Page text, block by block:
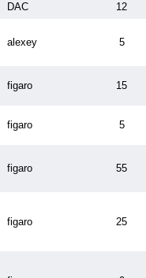
DAC 12
alexey 5
figaro 15
figaro 5
figaro 55
figaro 25